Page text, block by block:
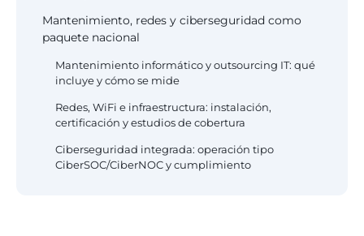
Mantenimiento, redes y ciberseguridad como
paquete nacional
Mantenimiento informático y outsourcing IT: qué
incluye y cómo se mide
Redes, WiFi e infraestructura: instalación,
certificación y estudios de cobertura
Ciberseguridad integrada: operación tipo
CiberSOC/CiberNOC y cumplimiento